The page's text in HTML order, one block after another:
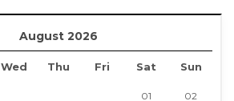
August 2026
Wed Thu Fri Sat Sun
01 02